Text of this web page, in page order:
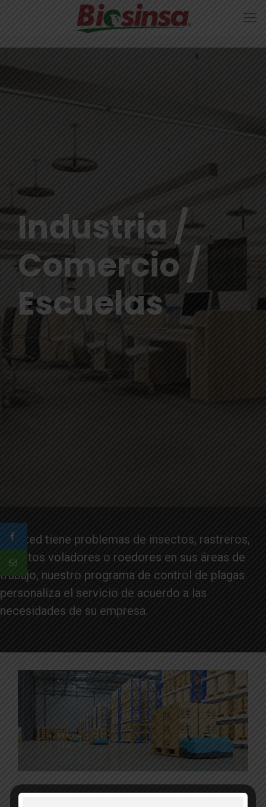
Industria /
Comercio /
Escuelas
Si usted tiene problemas de insectos, rastreros,
insectos voladores o roedores en sus áreas de
trabajo, nuestro programa de control de plagas
personaliza el servicio de acuerdo a las
necesidades de su empresa.